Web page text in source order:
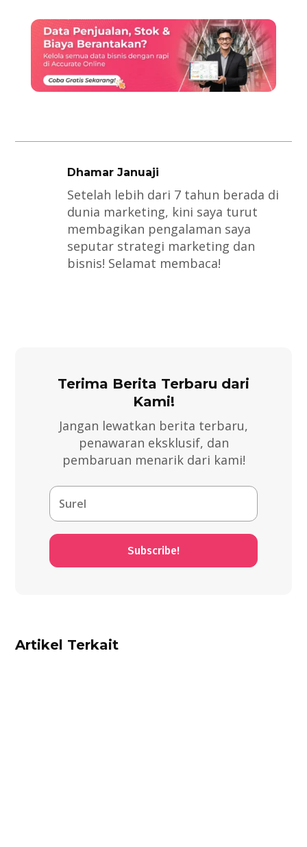
Dhamar Januaji
Setelah lebih dari 7 tahun berada di
dunia marketing, kini saya turut
membagikan pengalaman saya
seputar strategi marketing dan
bisnis! Selamat membaca!
Terima Berita Terbaru dari
Kami!
Jangan lewatkan berita terbaru,
penawaran eksklusif, dan
pembaruan menarik dari kami!
Subscribe!
Artikel Terkait